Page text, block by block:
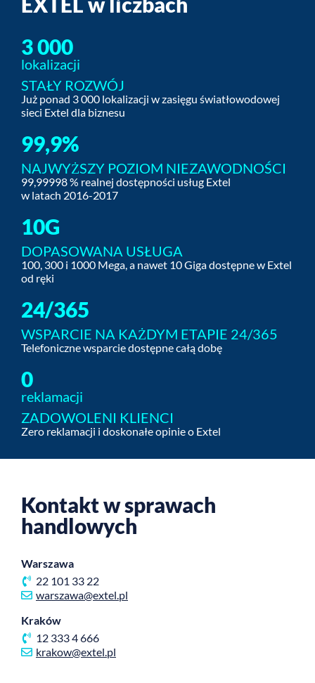
3 000
lokalizacji
STAŁY ROZWÓJ
Już ponad 3 000 lokalizacji w zasięgu światłowodowej
sieci Extel dla biznesu
99,9%
NAJWYŻSZY POZIOM NIEZAWODNOŚCI
99,99998 % realnej dostępności usług Extel
w latach 2016-2017
10G
DOPASOWANA USŁUGA
100, 300 i 1000 Mega, a nawet 10 Giga dostępne w Extel
od ręki
24/365
WSPARCIE NA KAŻDYM ETAPIE 24/365
Telefoniczne wsparcie dostępne całą dobę
0
reklamacji
ZADOWOLENI KLIENCI
Zero reklamacji i doskonałe opinie o Extel
Kontakt w sprawach
handlowych
Warszawa
22 101 33 22
warszawa@extel.pl
Kraków
12 333 4 666
krakow@extel.pl